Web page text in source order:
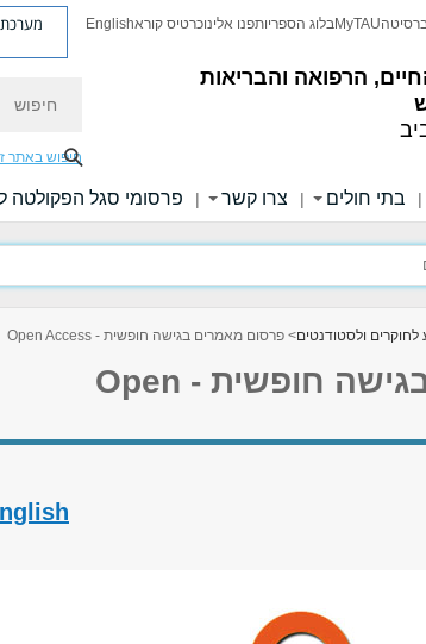
הרפואה והבריאות
MyTAUבלוג הספריותפנו אלינוכרטיס קוראEnglish מערכת
חיפוש באתר
| בתי חולים | צרו קשר | פרסומי סגל הפקולטה
לחוקרים ולסטודנטים> פרסום מאמרים בגישה חופשית - Open Access
פרסום מאמרים בגישה חופשית - Open